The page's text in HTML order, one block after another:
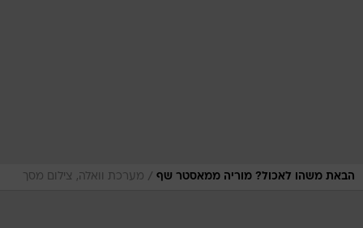
הבאת משהו לאכול? מוריה ממאסטר שף / מערכת וואלה, צילום מסך